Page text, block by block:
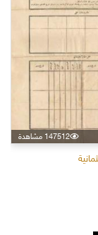
147512 مشاهدة